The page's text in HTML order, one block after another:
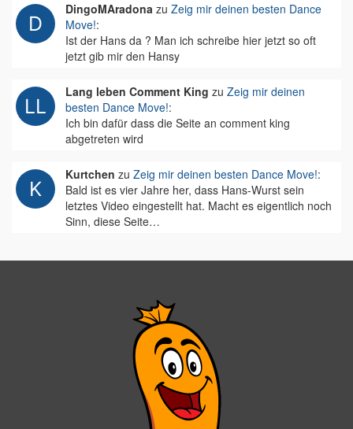
DingoMAradona zu Zeig mir deinen besten Dance
Move!:
Ist der Hans da ? Man ich schreibe hier jetzt so oft
jetzt gib mir den Hansy
Lang leben Comment King zu Zeig mir deinen
besten Dance Move!:
Ich bin dafür dass die Seite an comment king
abgetreten wird
Kurtchen zu Zeig mir deinen besten Dance Move!:
Bald ist es vier Jahre her, dass Hans-Wurst sein
letztes Video eingestellt hat. Macht es eigentlich noch
Sinn, diese Seite…